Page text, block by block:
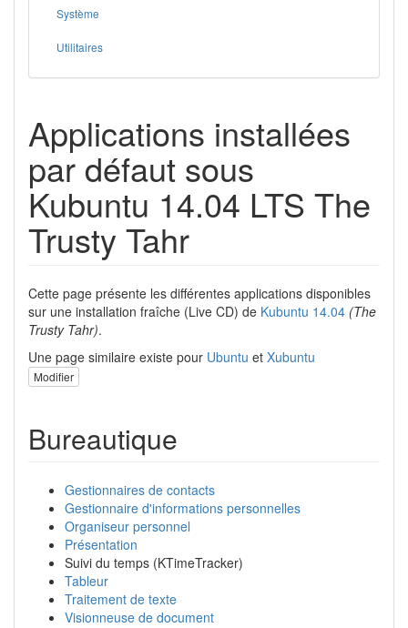
Système
Utilitaires
Applications installées
par défaut sous
Kubuntu 14.04 LTS The
Trusty Tahr
Cette page présente les différentes applications disponibles
sur une installation fraîche (Live CD) de Kubuntu 14.04 (The
Trusty Tahr).
Une page similaire existe pour Ubuntu et Xubuntu
Modifier
Bureautique
Gestionnaires de contacts
Gestionnaire d'informations personnelles
Organiseur personnel
Présentation
Suivi du temps (KTimeTracker)
Tableur
Traitement de texte
Visionneuse de document